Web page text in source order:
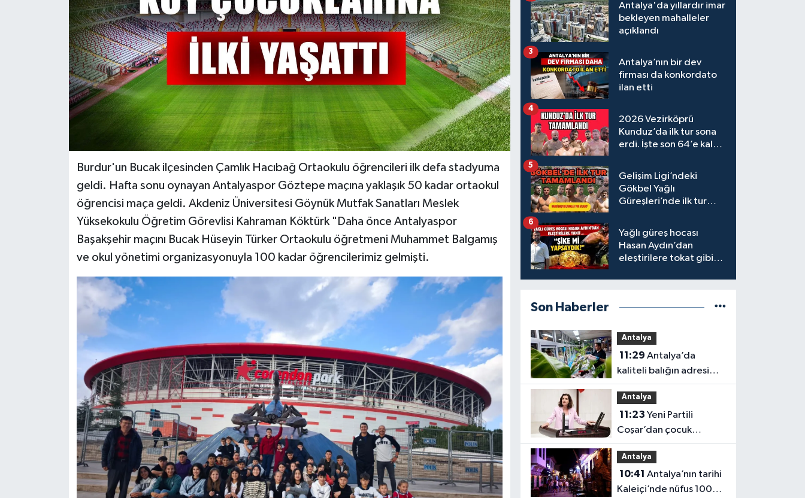
Burdur'un Bucak ilçesinden Çamlık Hacıbağ Ortaokulu öğrencileri ilk defa stadyuma
geldi. Hafta sonu oynayan Antalyaspor Göztepe maçına yaklaşık 50 kadar ortaokul
öğrencisi maça geldi. Akdeniz Üniversitesi Göynük Mutfak Sanatları Meslek
Yüksekokulu Öğretim Görevlisi Kahraman Köktürk "Daha önce Antalyaspor
Başakşehir maçını Bucak Hüseyin Türker Ortaokulu öğretmeni Muhammet Balgamış
ve okul yönetimi organizasyonuyla 100 kadar öğrencilerimiz gelmişti.
Gürbüz elendi!
Antalya'da yıllardır imar
bekleyen mahalleler
açıklandı
Antalya’nın bir dev
firması da konkordato
ilan etti
3
2026 Vezirköprü
Kunduz’da ilk tur sona
erdi. İşte son 64’e kalan
4
Gelişim Ligi’ndeki
Gökbel Yağlı
Güreşleri’nde ilk tur
5
Yağlı güreş hocası
Hasan Aydın’dan
eleştirilere tokat gibi
6
Son Haberler
Antalya
11:29
kaliteli balığın adresi
Düden Balık Çarşısı oldu
Antalya
11:23
Coşar’dan çocuk
yasasına tepki
Antalya
10:41
Kaleiçi’nde nüfus 100
Resmi İlan
Sağlık & Yaşam
Siyaset